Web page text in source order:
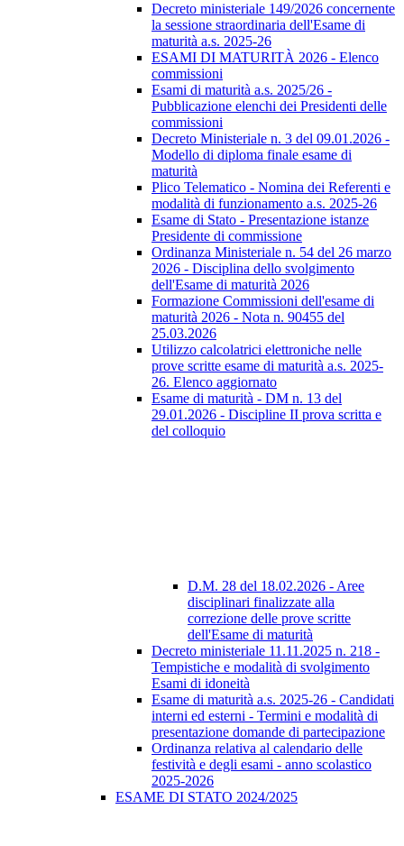
Decreto ministeriale 149/2026 concernente
la sessione straordinaria dell'Esame di
maturità a.s. 2025-26
ESAMI DI MATURITÀ 2026 - Elenco
commissioni
Esami di maturità a.s. 2025/26 -
Pubblicazione elenchi dei Presidenti delle
commissioni
Decreto Ministeriale n. 3 del 09.01.2026 -
Modello di diploma finale esame di
maturità
Plico Telematico - Nomina dei Referenti e
modalità di funzionamento a.s. 2025-26
Esame di Stato - Presentazione istanze
Presidente di commissione
Ordinanza Ministeriale n. 54 del 26 marzo
2026 - Disciplina dello svolgimento
dell'Esame di maturità 2026
Formazione Commissioni dell'esame di
maturità 2026 - Nota n. 90455 del
25.03.2026
Utilizzo calcolatrici elettroniche nelle
prove scritte esame di maturità a.s. 2025-
26. Elenco aggiornato
Esame di maturità - DM n. 13 del
29.01.2026 - Discipline II prova scritta e
del colloquio
D.M. 28 del 18.02.2026 - Aree
disciplinari finalizzate alla
correzione delle prove scritte
dell'Esame di maturità
Decreto ministeriale 11.11.2025 n. 218 -
Tempistiche e modalità di svolgimento
Esami di idoneità
Esame di maturità a.s. 2025-26 - Candidati
interni ed esterni - Termini e modalità di
presentazione domande di partecipazione
Ordinanza relativa al calendario delle
festività e degli esami - anno scolastico
2025-2026
ESAME DI STATO 2024/2025